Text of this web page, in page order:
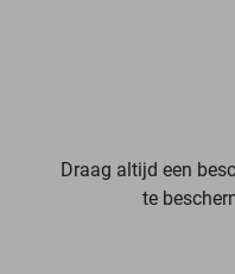
Draag altijd een
te